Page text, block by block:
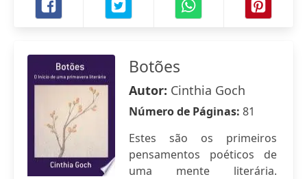
Botões
Autor: Cinthia Goch
Número de Páginas: 81
Estes são os primeiros
pensamentos poéticos de
uma mente literária.